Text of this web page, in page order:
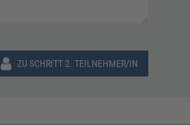
ZU SCHRITT 2. TEILNEHMER/IN